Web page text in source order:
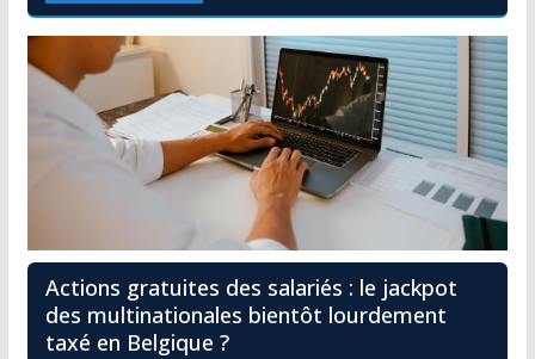
Actions gratuites des salariés : le jackpot
des multinationales bientôt lourdement
taxé en Belgique ?